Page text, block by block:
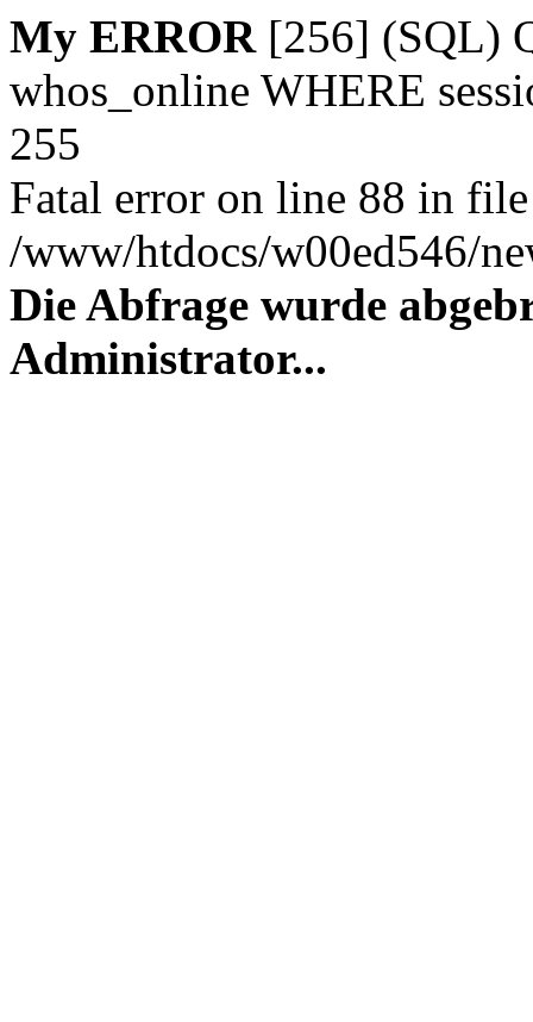
My ERROR[256] (SQL)
whos_online WHERE
255
Fatal error on line 88 in file
/www/htdocs/w00ed546/
Die Abfrage wurde
Administrator...